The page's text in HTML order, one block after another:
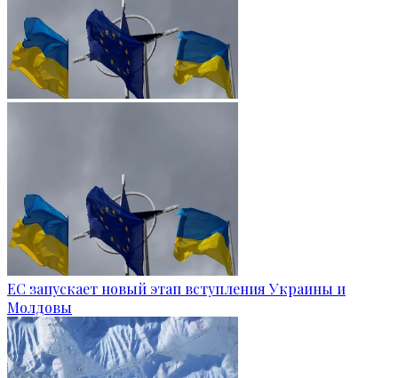
ЕС запускает новый этап вступления Украины и
Молдовы